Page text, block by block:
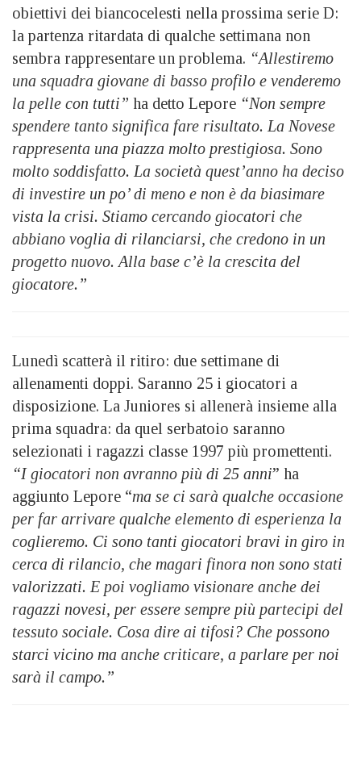
obiettivi dei biancocelesti nella prossima serie D:
la partenza ritardata di qualche settimana non
sembra rappresentare un problema. “Allestiremo
una squadra giovane di basso profilo e venderemo
la pelle con tutti” ha detto Lepore “Non sempre
spendere tanto significa fare risultato. La Novese
rappresenta una piazza molto prestigiosa. Sono
molto soddisfatto. La società quest’anno ha deciso
di investire un po’ di meno e non è da biasimare
vista la crisi. Stiamo cercando giocatori che
abbiano voglia di rilanciarsi, che credono in un
progetto nuovo. Alla base c’è la crescita del
giocatore.”
Lunedì scatterà il ritiro: due settimane di
allenamenti doppi. Saranno 25 i giocatori a
disposizione. La Juniores si allenerà insieme alla
prima squadra: da quel serbatoio saranno
selezionati i ragazzi classe 1997 più promettenti.
“I giocatori non avranno più di 25 anni” ha
aggiunto Lepore “ma se ci sarà qualche occasione
per far arrivare qualche elemento di esperienza la
coglieremo. Ci sono tanti giocatori bravi in giro in
cerca di rilancio, che magari finora non sono stati
valorizzati. E poi vogliamo visionare anche dei
ragazzi novesi, per essere sempre più partecipi del
tessuto sociale. Cosa dire ai tifosi? Che possono
starci vicino ma anche criticare, a parlare per noi
sarà il campo.”